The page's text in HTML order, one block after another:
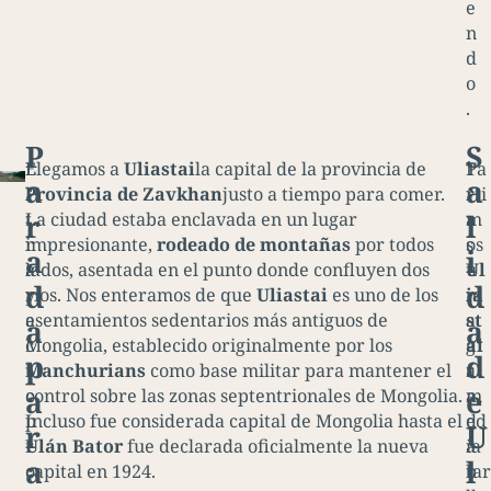
e
n
d
o
.
E
l
t
r
a
y
e
c
t
o
p
r
o
P
a
r
a
d
a
p
a
r
a
Llegamos aUliastaila capital de la provincia de
Provincia de Zavkhanjusto a tiempo para comer.
La ciudad estaba enclavada en un lugar
impresionante,rodeado de montañaspor todos
lados, asentada en el punto donde confluyen dos
ríos. Nos enteramos de queUliastai es uno de los
asentamientos sedentarios más antiguos de
Mongolia, establecido originalmente por los
Manchurians como base militar para mantener el
control sobre las zonas septentrionales de Mongolia.
Incluso fue considerada capital de Mongolia hasta el
Ulán Batorfue declarada oficialmente la nueva
capital en 1924.
T
r
a
s
u
n
a
g
r
a
d
a
b
S
a
l
i
d
a
d
e
U
l
Pa
rti
m
os
Ul
ia
st
ai
a
m
ed
ia
tar